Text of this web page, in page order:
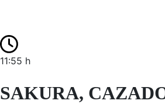
11:55 h
SAKURA,